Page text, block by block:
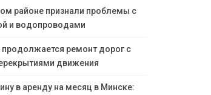
районе признали проблемы с
и водопроводами
ремонт дорог с
движения
в аренду на месяц в Минске: